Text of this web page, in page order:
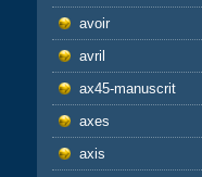
avoir
avril
ax45-manuscrit
axes
axis